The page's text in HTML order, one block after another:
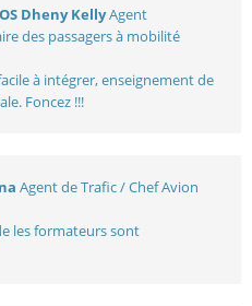
Dheny KellyAgent
des passagers à mobilité
à intégrer, enseignement de
Foncez !!!
Agent de Trafic / Chef Avion
les formateurs sont